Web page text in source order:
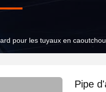
pour les tuyaux en
Pipe